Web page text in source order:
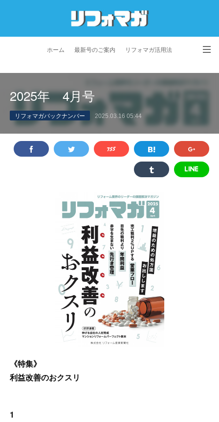
ホーム 最新号のご案内 リフォマガ活用法
プライバシーポリシー 利用規約
2025年 4月号
リフォマガバックナンバー 2025.03.16 05:44
《特集》
利益改善のおクスリ
1